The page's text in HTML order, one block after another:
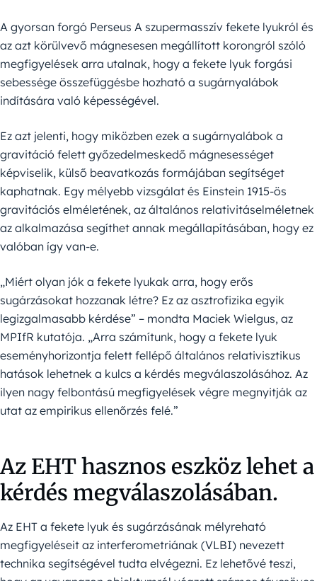
A gyorsan forgó Perseus A szupermasszív fekete lyukról és
az azt körülvevő mágnesesen megállított korongról szóló
megfigyelések arra utalnak, hogy a fekete lyuk forgási
sebessége összefüggésbe hozható a sugárnyalábok
indítására való képességével.
Ez azt jelenti, hogy miközben ezek a sugárnyalábok a
gravitáció felett győzedelmeskedő mágnesességet
képviselik, külső beavatkozás formájában segítséget
kaphatnak. Egy mélyebb vizsgálat és Einstein 1915-ös
gravitációs elméletének, az általános relativitáselméletnek
az alkalmazása segíthet annak megállapításában, hogy ez
valóban így van-e.
„Miért olyan jók a fekete lyukak arra, hogy erős
sugárzásokat hozzanak létre? Ez az asztrofizika egyik
legizgalmasabb kérdése” – mondta Maciek Wielgus, az
MPIfR kutatója. „Arra számítunk, hogy a fekete lyuk
eseményhorizontja felett fellépő általános relativisztikus
hatások lehetnek a kulcs a kérdés megválaszolásához. Az
ilyen nagy felbontású megfigyelések végre megnyitják az
utat az empirikus ellenőrzés felé.”
Az EHT hasznos eszköz lehet a
kérdés megválaszolásában.
Az EHT a fekete lyuk és sugárzásának mélyreható
megfigyeléseit az interferometriának (VLBI) nevezett
technika segítségével tudta elvégezni. Ez lehetővé teszi,